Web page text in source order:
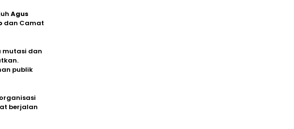
Agus
dan Camat
mutasi dan
publik
berjalan